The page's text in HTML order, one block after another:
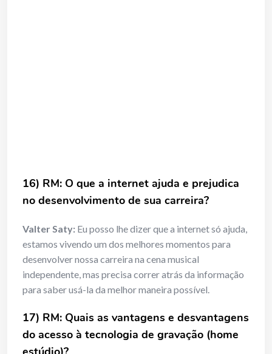
16) RM: O que a internet ajuda e prejudica
no desenvolvimento de sua carreira?
Valter Saty: Eu posso lhe dizer que a internet só ajuda,
estamos vivendo um dos melhores momentos para
desenvolver nossa carreira na cena musical
independente, mas precisa correr atrás da informação
para saber usá-la da melhor maneira possível.
17) RM: Quais as vantagens e desvantagens
do acesso à tecnologia de gravação (home